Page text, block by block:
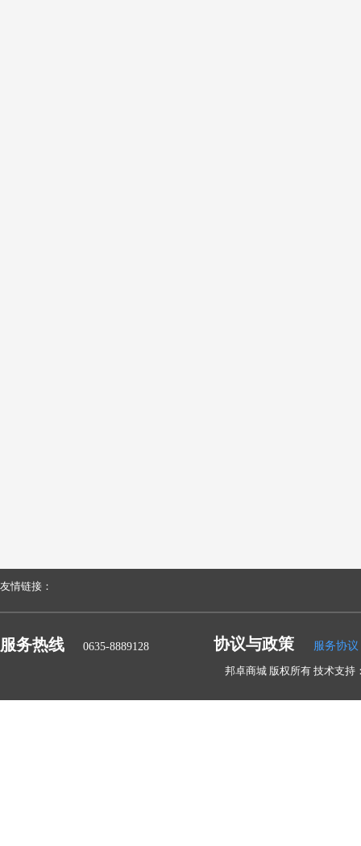
友情链接：
服务热线 0635-8889128 协议与政策 服务协议
邦卓商城 版权所有 技术支持